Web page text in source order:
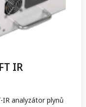
IR
IR analyzátor plynů